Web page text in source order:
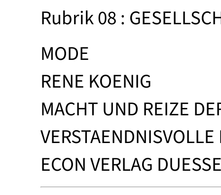
Rubrik 08 :
MODE
RENE KOENIG
MACHT UND REIZE
ECON VERLAG